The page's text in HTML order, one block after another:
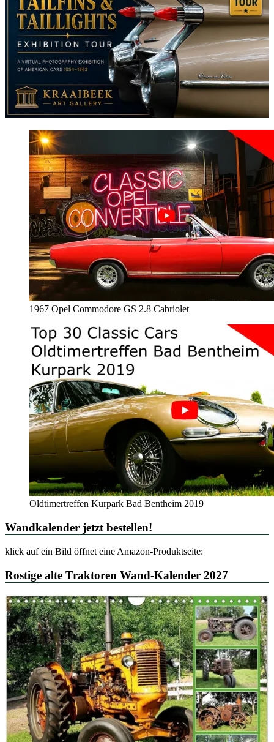
1967 Opel Commodore GS 2.8 Cabriolet
Oldtimertreffen Kurpark Bad Bentheim 2019
Wandkalender jetzt bestellen!
klick auf ein Bild öffnet eine Amazon-Produktseite:
Rostige alte Traktoren Wand-Kalender 2027